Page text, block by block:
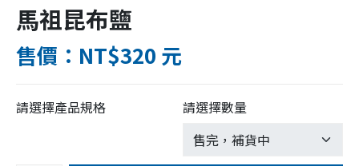
馬祖昆布鹽
售價：NT$320 元
請選擇產品規格 請選擇數量